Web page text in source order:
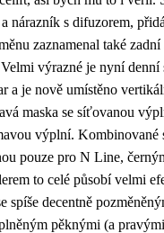
nárazník s difuzorem,
zaznamenal také zadní
výrazné je nyní denní
a je nově umístěno
maska se síťovanou
výplní. Kombinované
pouze pro N Line,
to celé působí velmi
spíše decentně
pěknými (a